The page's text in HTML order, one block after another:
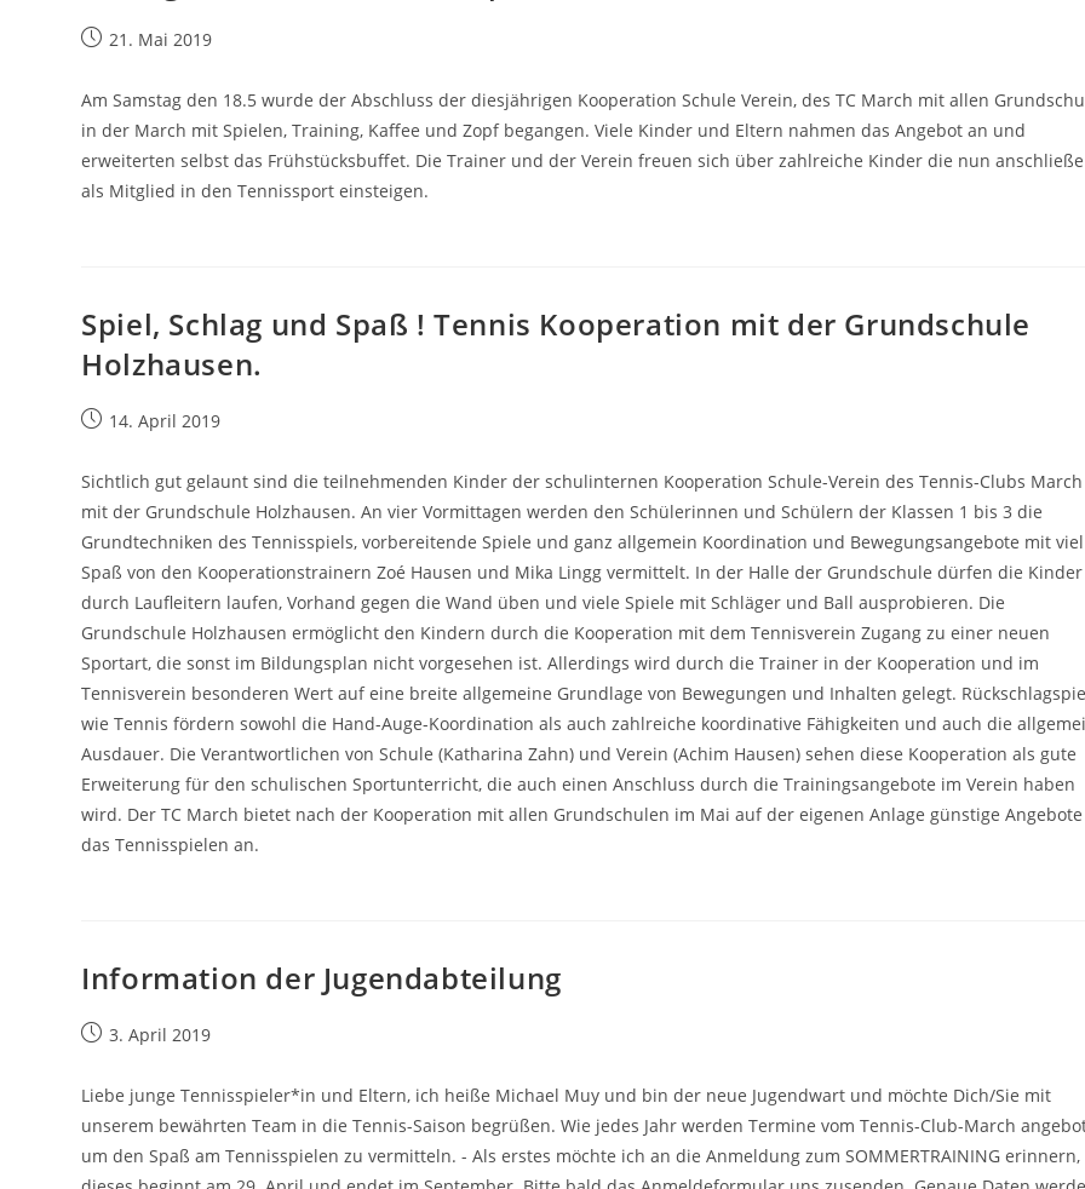
Beitrag21. Mai 2019
Am Samstag den 18.5 wurde der Abschluss der diesjährigen Kooperation Schule Verein, des TC March mit allen
in der March mit Spielen, Training, Kaffee und Zopf begangen. Viele Kinder und Eltern nahmen das Angebot an und
erweiterten selbst das Frühstücksbuffet. Die Trainer und der Verein freuen sich über zahlreiche Kinder die nun
als Mitglied in den Tennissport einsteigen.
Spiel, Schlag und Spaß ! Tennis Kooperation mit der Grundschule
Holzhausen.
Beitrag14. April 2019
Sichtlich gut gelaunt sind die teilnehmenden Kinder der schulinternen Kooperation Schule-Verein des Tennis-Clubs March
mit der Grundschule Holzhausen. An vier Vormittagen werden den Schülerinnen und Schülern der Klassen 1 bis 3 die
Grundtechniken des Tennisspiels, vorbereitende Spiele und ganz allgemein Koordination und Bewegungsangebote mit viel
Spaß von den Kooperationstrainern Zoé Hausen und Mika Lingg vermittelt. In der Halle der Grundschule dürfen die Kinder
durch Laufleitern laufen, Vorhand gegen die Wand üben und viele Spiele mit Schläger und Ball ausprobieren. Die
Grundschule Holzhausen ermöglicht den Kindern durch die Kooperation mit dem Tennisverein Zugang zu einer neuen
Sportart, die sonst im Bildungsplan nicht vorgesehen ist. Allerdings wird durch die Trainer in der Kooperation und im
Tennisverein besonderen Wert auf eine breite allgemeine Grundlage von Bewegungen und Inhalten gelegt.
wie Tennis fördern sowohl die Hand-Auge-Koordination als auch zahlreiche koordinative Fähigkeiten und auch die
Ausdauer. Die Verantwortlichen von Schule (Katharina Zahn) und Verein (Achim Hausen) sehen diese Kooperation als gute
Erweiterung für den schulischen Sportunterricht, die auch einen Anschluss durch die Trainingsangebote im Verein haben
wird. Der TC March bietet nach der Kooperation mit allen Grundschulen im Mai auf der eigenen Anlage günstige
das Tennisspielen an.
Information der Jugendabteilung
Beitrag3. April 2019
Liebe junge Tennisspieler*in und Eltern, ich heiße Michael Muy und bin der neue Jugendwart und möchte Dich/Sie mit
unserem bewährten Team in die Tennis-Saison begrüßen. Wie jedes Jahr werden Termine vom Tennis-Club-March
um den Spaß am Tennisspielen zu vermitteln. - Als erstes möchte ich an die Anmeldung zum SOMMERTRAINING erinnern,